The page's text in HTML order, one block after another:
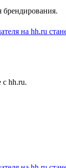
брендирования.
с hh.ru.